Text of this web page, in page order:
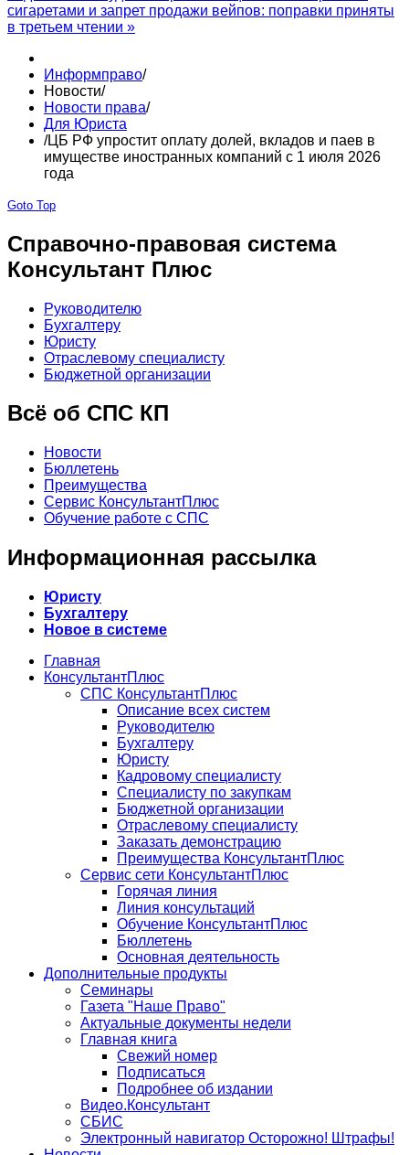
сигаретами и запрет продажи вейпов: поправки приняты
в третьем чтении »
Информправо/
Новости/
Новости права/
Для Юриста
/ЦБ РФ упростит оплату долей, вкладов и паев в
имуществе иностранных компаний с 1 июля 2026
года
Goto Top
Справочно-правовая система
Консультант Плюс
Руководителю
Бухгалтеру
Юристу
Отраслевому специалисту
Бюджетной организации
Всё об СПС КП
Новости
Бюллетень
Преимущества
Сервис КонсультантПлюс
Обучение работе с СПС
Информационная рассылка
Юристу
Бухгалтеру
Новое в системе
Главная
КонсультантПлюс
СПС КонсультантПлюс
Описание всех систем
Руководителю
Бухгалтеру
Юристу
Кадровому специалисту
Специалисту по закупкам
Бюджетной организации
Отраслевому специалисту
Заказать демонстрацию
Преимущества КонсультантПлюс
Сервис сети КонсультантПлюс
Горячая линия
Линия консультаций
Обучение КонсультантПлюс
Бюллетень
Основная деятельность
Дополнительные продукты
Семинары
Газета "Наше Право"
Актуальные документы недели
Главная книга
Свежий номер
Подписаться
Подробнее об издании
Видео.Консультант
СБИС
Электронный навигатор Осторожно! Штрафы!